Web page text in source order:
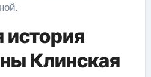
история
Клинская